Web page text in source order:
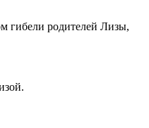
гибели родителей Лизы,